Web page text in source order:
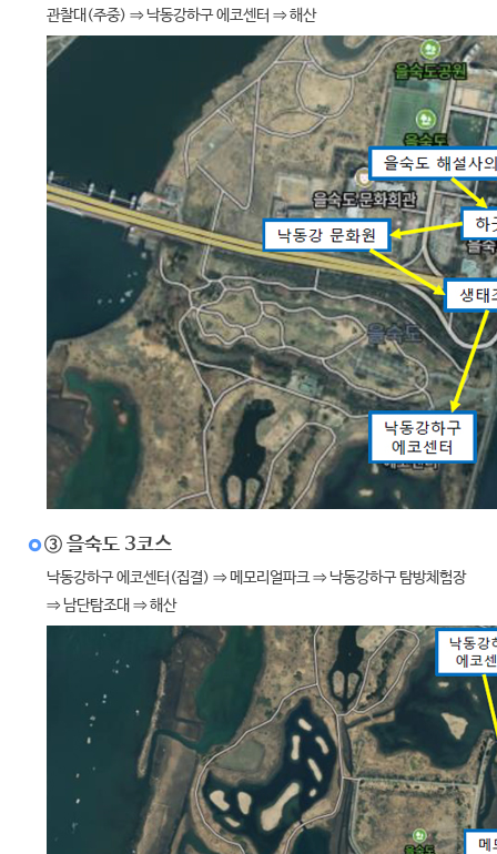
관찰대(주중) ⇒ 낙동강하구 에코센터 ⇒ 해산
③ 을숙도 3코스
낙동강하구 에코센터(집결) ⇒ 메모리얼파크 ⇒ 낙동강하구 탐방체험장
⇒ 남단탐조대 ⇒ 해산